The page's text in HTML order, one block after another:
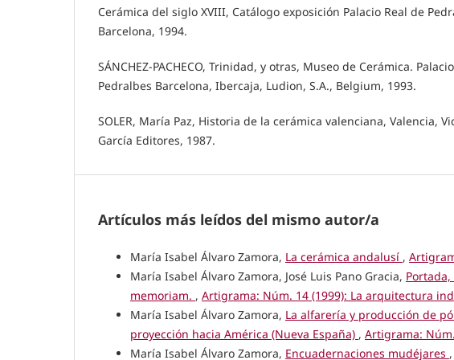
Cerámica del siglo XVIII, Catálogo exposición Palacio Real de
Barcelona, 1994.
SÁNCHEZ-PACHECO, Trinidad, y otras, Museo de Cerámica.
Pedralbes Barcelona, Ibercaja, Ludion, S.A., Belgium, 1993.
SOLER, María Paz, Historia de la cerámica valenciana, Valencia,
García Editores, 1987.
Artículos más leídos del mismo autor/a
María Isabel Álvaro Zamora, La cerámica andalusí ,
María Isabel Álvaro Zamora, José Luis Pano Gracia,
memoriam. , Artigrama: Núm. 14 (1999): La arquitectura
María Isabel Álvaro Zamora, La alfarería y producción de
proyección hacia América (Nueva España) , Artigrama:
María Isabel Álvaro Zamora, Encuadernaciones mudéjares ,